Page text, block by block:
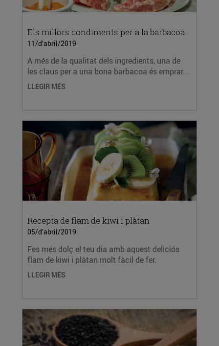
Els millors condiments per a la barbacoa
11/d’abril/2019
A més de la qualitat dels ingredients, una de
les claus per a una bona barbacoa és emprar...
LLEGIR MÉS
Recepta de flam de kiwi i plàtan
05/d’abril/2019
Fes més dolç el teu dia amb aquest deliciós
flam de kiwi i plàtan molt fàcil de fer.
LLEGIR MÉS